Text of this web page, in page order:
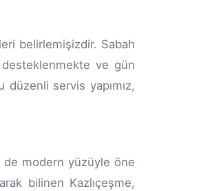
belirlemişizdir. Sabah
ve gün
düzenli servis yapımız,
de modern yüzüyle öne
bilinen Kazlıçeşme,